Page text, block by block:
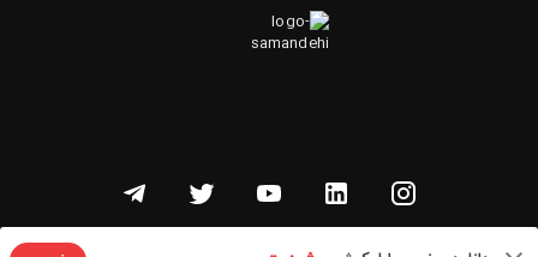
تمامی حقوق این وبسایت متعلق به شنوتو است